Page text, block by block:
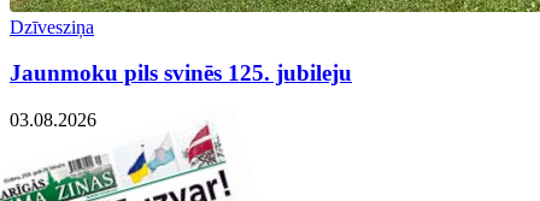
Dzīvesziņa
Jaunmoku pils svinēs 125. jubileju
03.08.2026